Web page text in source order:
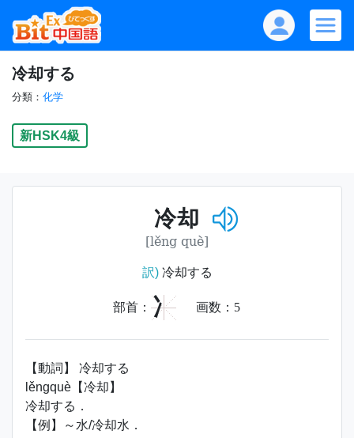
冷却する
分類： 化学
新HSK4級
冷却
[lěng què]
訳)冷却する
部首： 冫 画数： 5
【動詞】 冷却する
lěngquè【冷却】
冷却する．
【例】～水/冷却水．